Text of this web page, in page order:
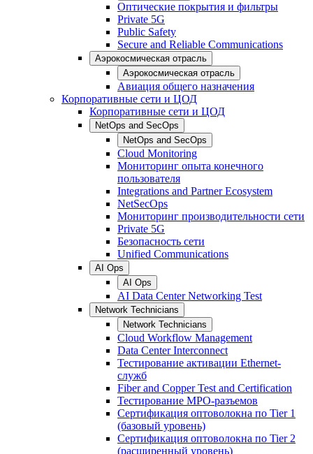
Оптические покрытия и фильтры
Private 5G
Public Safety
Secure and Reliable Communications
Аэрокосмическая отрасль
Аэрокосмическая отрасль
Авиация общего назначения
Корпоративные сети и ЦОД
Корпоративные сети и ЦОД
NetOps and SecOps
NetOps and SecOps
Cloud Monitoring
Мониторинг опыта конечного
пользователя
Integrations and Partner Ecosystem
NetSecOps
Мониторинг производительности сети
Private 5G
Безопасность сети
Unified Communications
AI Ops
AI Ops
AI Data Center Networking Test
Network Technicians
Network Technicians
Cloud Workflow Management
Data Center Interconnect
Тестирование активации Ethernet-
служб
Fiber and Copper Test and Certification
Тестирование МРО-разъемов
Сертификация оптоволокна по Tier 1
(базовый уровень)
Сертификация оптоволокна по Tier 2
(расширенный уровень)